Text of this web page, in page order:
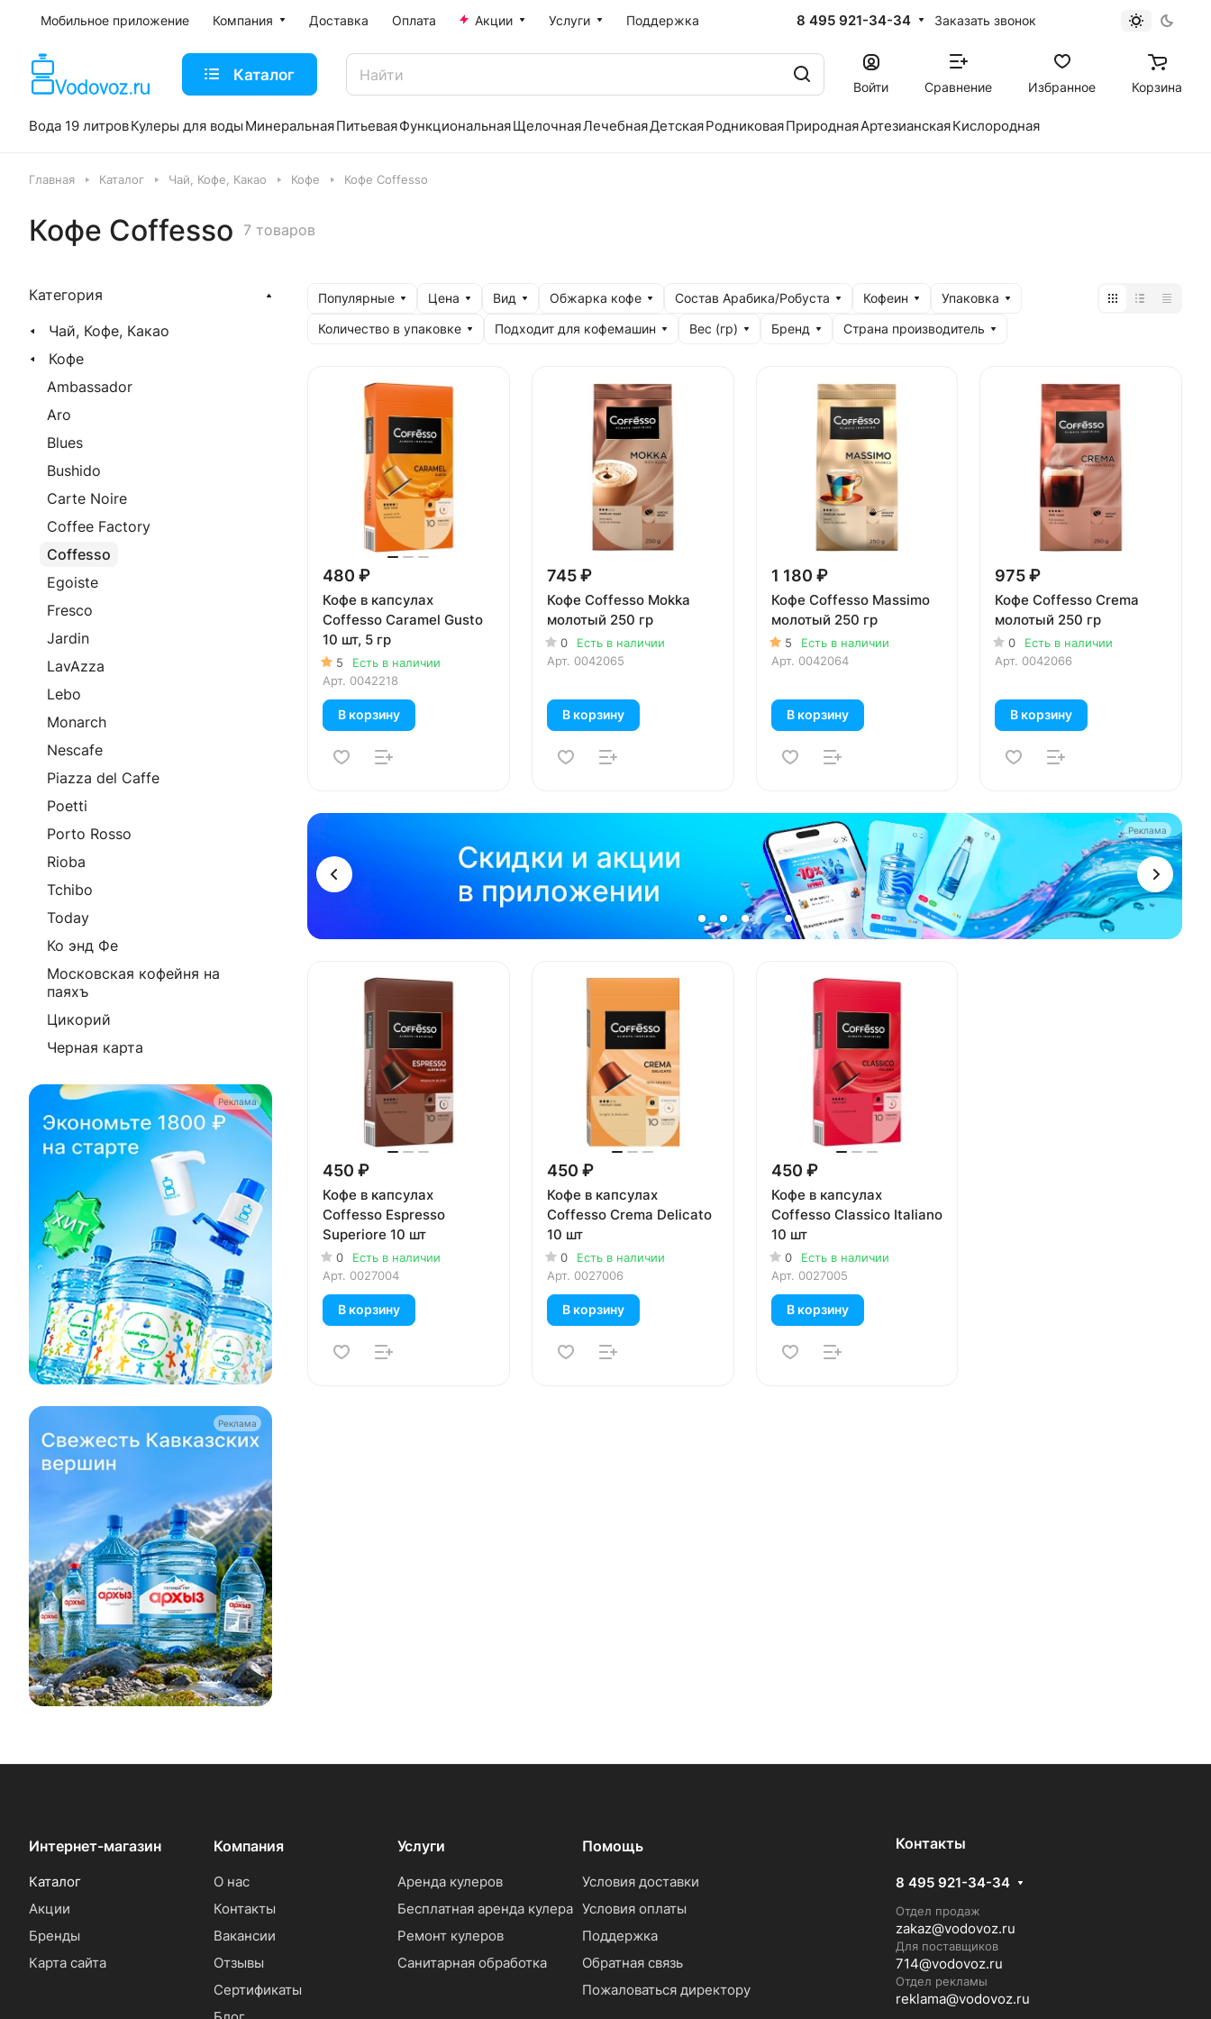
Мобильное приложение Компания Доставка Оплата Акции Услуги Поддержка 8 495 921-34-34 Заказать звонок
Каталог
Войти Сравнение Избранное Корзина
Вода 19 литровКулеры для воды МинеральнаяПитьеваяФункциональнаяЩелочнаяЛечебнаяДетскаяРодниковаяПрироднаяАртезианскаяКислородная
Главная Каталог Чай, Кофе, Какао Кофе Кофе Coffesso
Кофе Coffesso 7 товаров
Популярные Цена Вид Обжарка кофе Состав Арабика/Робуста Кофеин
Упаковка
Количество в упаковке
Подходит для кофемашин Вес (гр) Бренд Страна производитель
480 ₽
Кофе в капсулах
Coffesso Caramel Gusto
10 шт, 5 гр
5
Есть в наличии
Арт. 0042218
В корзину
Реклама
745 ₽
Кофе Coffesso Mokka
молотый 250 гр
0
Есть в наличии
Арт. 0042065
В корзину
1 180 ₽
Кофе Coffesso Massimo
молотый 250 гр
5
Есть в наличии
Арт. 0042064
В корзину
975 ₽
Кофе Coffesso Crema
молотый 250 гр
0
Есть в наличии
Арт. 0042066
В корзину
450 ₽
Кофе в капсулах
Coffesso Espresso
Superiore 10 шт
0
Есть в наличии
Арт. 0027004
В корзину
450 ₽
Кофе в капсулах
Coffesso Crema Delicato
10 шт
0
Есть в наличии
Арт. 0027006
В корзину
450 ₽
Кофе в капсулах
Coffesso Classico Italiano
10 шт
0
Есть в наличии
Арт. 0027005
В корзину
Категория
Чай, Кофе, Какао
Кофе
Ambassador
Aro
Blues
Bushido
Carte Noire
Coffee Factory
Coffesso
Egoiste
Fresco
Jardin
LavAzza
Lebo
Monarch
Nescafe
Piazza del Caffe
Poetti
Porto Rosso
Rioba
Tchibo
Today
Ко энд Фе
Московская кофейня на
паяхъ
Цикорий
Черная карта
Реклама
Реклама
Интернет-магазин
Каталог
Акции
Бренды
Карта сайта
Компания
О нас
Контакты
Вакансии
Отзывы
Сертификаты
Услуги
Аренда кулеров
Бесплатная аренда кулера
Ремонт кулеров
Санитарная обработка
Помощь
Условия доставки
Условия оплаты
Поддержка
Обратная связь
Пожаловаться директору
Контакты
8 495 921-34-34
Отдел продаж
zakaz@vodovoz.ru
Для поставщиков
714@vodovoz.ru
Отдел рекламы
reklama@vodovoz.ru